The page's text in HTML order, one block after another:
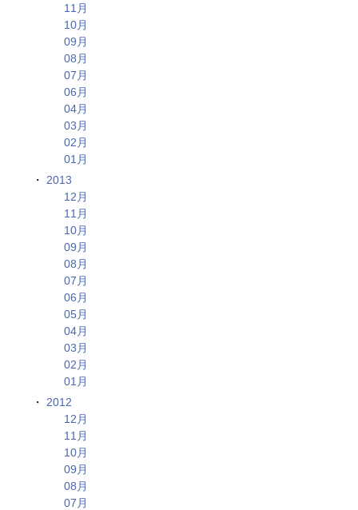
11月
10月
09月
08月
07月
06月
04月
03月
02月
01月
2013
12月
11月
10月
09月
08月
07月
06月
05月
04月
03月
02月
01月
2012
12月
11月
10月
09月
08月
07月